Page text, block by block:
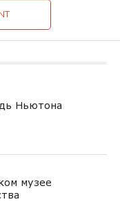
Ньютона
музее